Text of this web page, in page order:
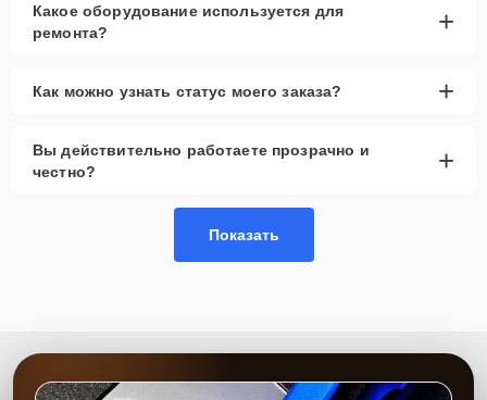
Какое оборудование используется для
ремонта?
+
Как можно узнать статус моего заказа? +
Вы действительно работаете прозрачно и
честно?
+
Показать